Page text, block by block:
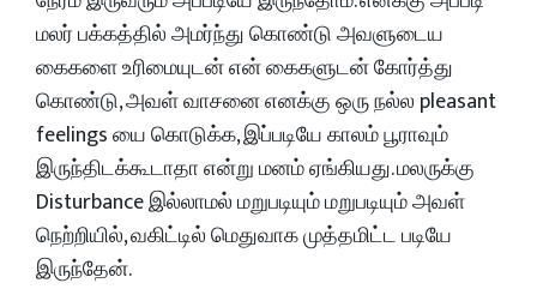
மலர் பக்கத்தில் அமர்ந்து கொண்டு அவளுடைய
கைகளை உரிமையுடன் என் கைகளுடன் கோர்த்து
கொண்டு, அவள் வாசனை எனக்கு ஒரு நல்ல pleasant
feelings யை கொடுக்க, இப்படியே காலம் பூராவும்
இருந்திடக்கூடாதா என்று மனம் ஏங்கியது. மலருக்கு
Disturbance இல்லாமல் மறுபடியும் மறுபடியும் அவள்
நெற்றியில், வகிட்டில் மெதுவாக முத்தமிட்ட படியே
இருந்தேன்.